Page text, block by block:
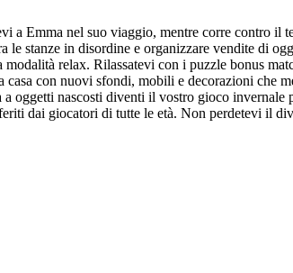
a Emma nel suo viaggio, mentre corre contro il
stanze in disordine e organizzare vendite di
relax. Rilassatevi con i puzzle bonus
con nuovi sfondi, mobili e decorazioni che
oggetti nascosti diventi il vostro gioco invernale
dai giocatori di tutte le età. Non perdetevi il